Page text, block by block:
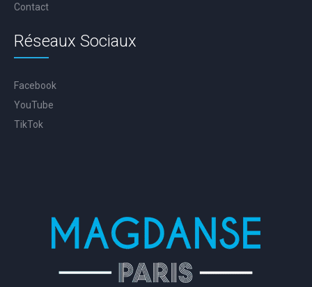
Contact
Réseaux Sociaux
Facebook
YouTube
TikTok